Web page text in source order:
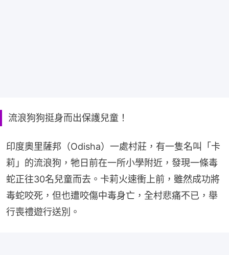
流浪狗狗挺身而出保護兒童！
印度奧里薩邦（Odisha）一處村莊，有一隻名叫「卡
莉」的流浪狗，牠日前在一所小學附近，發現一條毒
蛇正往30名兒童而去。卡莉火速衝上前，雖然成功將
毒蛇咬死，但也遭咬傷中毒身亡，全村悲痛不已，舉
行喪禮遊行送別。